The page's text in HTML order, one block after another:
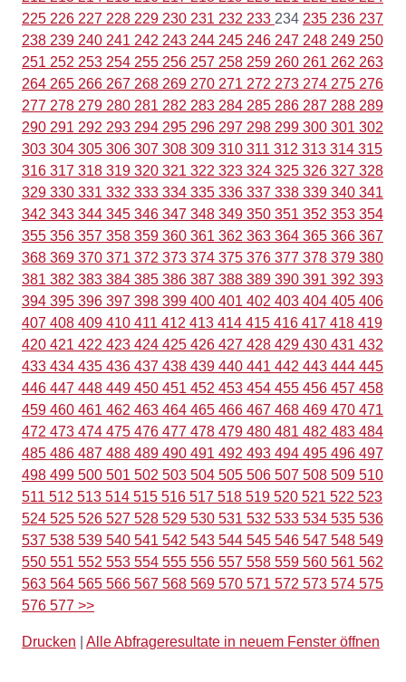
225 226 227 228 229 230 231 232 233 234 235 236 237
238 239 240 241 242 243 244 245 246 247 248 249 250
251 252 253 254 255 256 257 258 259 260 261 262 263
264 265 266 267 268 269 270 271 272 273 274 275 276
277 278 279 280 281 282 283 284 285 286 287 288 289
290 291 292 293 294 295 296 297 298 299 300 301 302
303 304 305 306 307 308 309 310 311 312 313 314 315
316 317 318 319 320 321 322 323 324 325 326 327 328
329 330 331 332 333 334 335 336 337 338 339 340 341
342 343 344 345 346 347 348 349 350 351 352 353 354
355 356 357 358 359 360 361 362 363 364 365 366 367
368 369 370 371 372 373 374 375 376 377 378 379 380
381 382 383 384 385 386 387 388 389 390 391 392 393
394 395 396 397 398 399 400 401 402 403 404 405 406
407 408 409 410 411 412 413 414 415 416 417 418 419
420 421 422 423 424 425 426 427 428 429 430 431 432
433 434 435 436 437 438 439 440 441 442 443 444 445
446 447 448 449 450 451 452 453 454 455 456 457 458
459 460 461 462 463 464 465 466 467 468 469 470 471
472 473 474 475 476 477 478 479 480 481 482 483 484
485 486 487 488 489 490 491 492 493 494 495 496 497
498 499 500 501 502 503 504 505 506 507 508 509 510
511 512 513 514 515 516 517 518 519 520 521 522 523
524 525 526 527 528 529 530 531 532 533 534 535 536
537 538 539 540 541 542 543 544 545 546 547 548 549
550 551 552 553 554 555 556 557 558 559 560 561 562
563 564 565 566 567 568 569 570 571 572 573 574 575
576 577 >>
Drucken Alle Abfrageresultate in neuem Fenster öffnen